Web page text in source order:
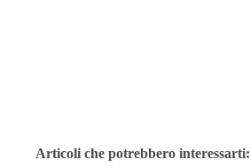
Articoli che potrebbero interessarti: